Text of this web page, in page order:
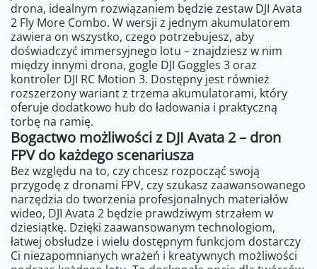
drona, idealnym rozwiązaniem będzie zestaw DJI Avata
2 Fly More Combo. W wersji z jednym akumulatorem
zawiera on wszystko, czego potrzebujesz, aby
doświadczyć immersyjnego lotu – znajdziesz w nim
między innymi drona, gogle DJI Goggles 3 oraz
kontroler DJI RC Motion 3. Dostępny jest również
rozszerzony wariant z trzema akumulatorami, który
oferuje dodatkowo hub do ładowania i praktyczną
torbę na ramię.
Bogactwo możliwości z DJI Avata 2 – dron
FPV do każdego scenariusza
Bez względu na to, czy chcesz rozpocząć swoją
przygodę z dronami FPV, czy szukasz zaawansowanego
narzędzia do tworzenia profesjonalnych materiałów
wideo, DJI Avata 2 będzie prawdziwym strzałem w
dziesiątkę. Dzięki zaawansowanym technologiom,
łatwej obsłudze i wielu dostępnym funkcjom dostarczy
Ci niezapomnianych wrażeń i kreatywnych możliwości